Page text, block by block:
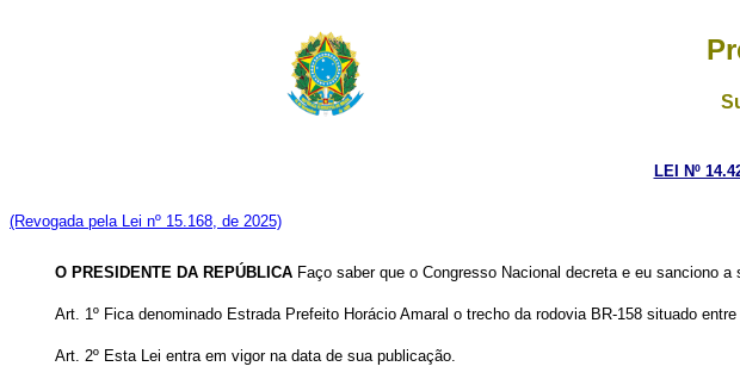
LEI Nº
(Revogada pela Lei nº 15.168, de 2025)
O PRESIDENTE DA REPÚBLICAFaço saber que o Congresso Nacional decreta e eu sanciono a
Art. 1º Fica denominado Estrada Prefeito Horácio Amaral o trecho da rodovia BR-158 situado
Art. 2º Esta Lei entra em vigor na data de sua publicação.